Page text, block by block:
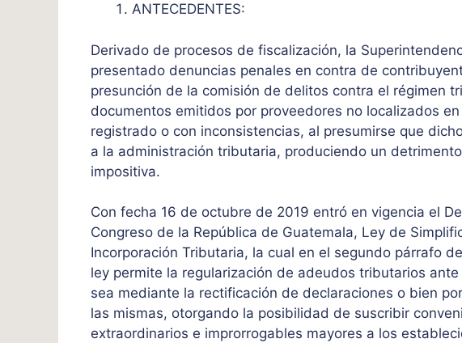
ANTECEDENTES:
Derivado de procesos de fiscalización, la
presentado denuncias penales en contra de
presunción de la comisión de delitos contra el régimen
documentos emitidos por proveedores no localizados
registrado o con inconsistencias, al presumirse que
a la administración tributaria, produciendo un
impositiva.
Con fecha 16 de octubre de 2019 entró en vigencia el
Congreso de la República de Guatemala, Ley de
Incorporación Tributaria, la cual en el segundo párrafo
ley permite la regularización de adeudos tributarios
sea mediante la rectificación de declaraciones o bien
las mismas, otorgando la posibilidad de suscribir
extraordinarios e improrrogables mayores a los